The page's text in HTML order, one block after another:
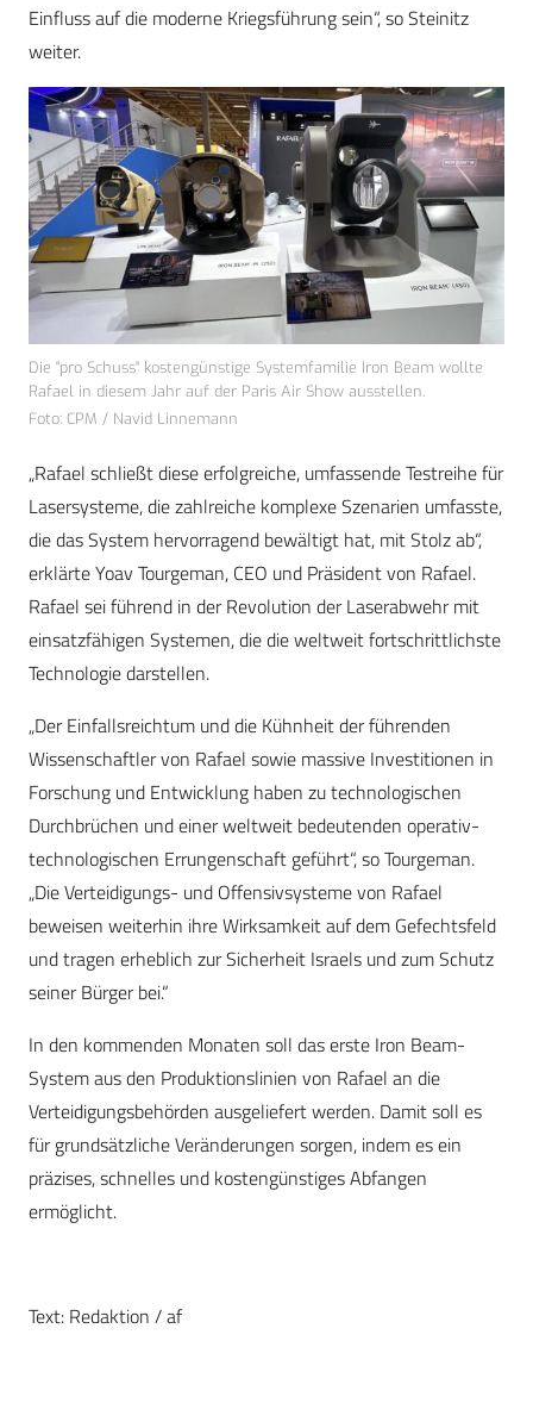
Einfluss auf die moderne Kriegsführung sein“, so Steinitz
weiter.
Die "pro Schuss" kostengünstige Systemfamilie Iron Beam wollte
Rafael in diesem Jahr auf der Paris Air Show ausstellen.
Foto: CPM / Navid Linnemann
„Rafael schließt diese erfolgreiche, umfassende Testreihe für
Lasersysteme, die zahlreiche komplexe Szenarien umfasste,
die das System hervorragend bewältigt hat, mit Stolz ab“,
erklärte Yoav Tourgeman, CEO und Präsident von Rafael.
Rafael sei führend in der Revolution der Laserabwehr mit
einsatzfähigen Systemen, die die weltweit fortschrittlichste
Technologie darstellen.
„Der Einfallsreichtum und die Kühnheit der führenden
Wissenschaftler von Rafael sowie massive Investitionen in
Forschung und Entwicklung haben zu technologischen
Durchbrüchen und einer weltweit bedeutenden operativ-
technologischen Errungenschaft geführt“, so Tourgeman.
„Die Verteidigungs- und Offensivsysteme von Rafael
beweisen weiterhin ihre Wirksamkeit auf dem Gefechtsfeld
und tragen erheblich zur Sicherheit Israels und zum Schutz
seiner Bürger bei.“
In den kommenden Monaten soll das erste Iron Beam-
System aus den Produktionslinien von Rafael an die
Verteidigungsbehörden ausgeliefert werden. Damit soll es
für grundsätzliche Veränderungen sorgen, indem es ein
präzises, schnelles und kostengünstiges Abfangen
ermöglicht.
Text: Redaktion / af